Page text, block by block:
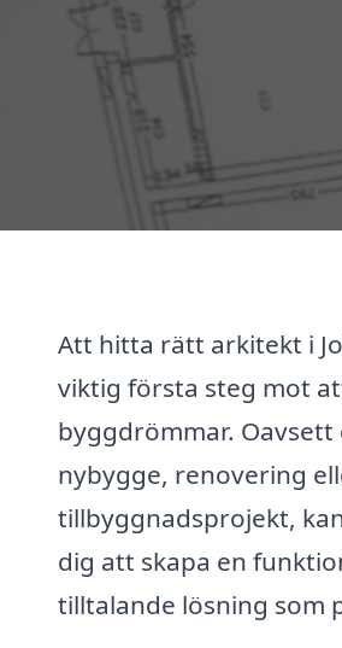
Att hitta rätt arkitekt i
viktig första steg mot
byggdrömmar.
nybygge, renovering
tillbyggnadsprojekt,
dig att skapa en
tilltalande lösning som